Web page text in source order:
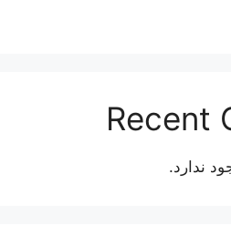
Recent
ندارد.